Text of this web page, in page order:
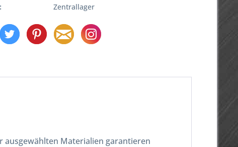
Zentrallager
ausgewählten Materialien garantieren